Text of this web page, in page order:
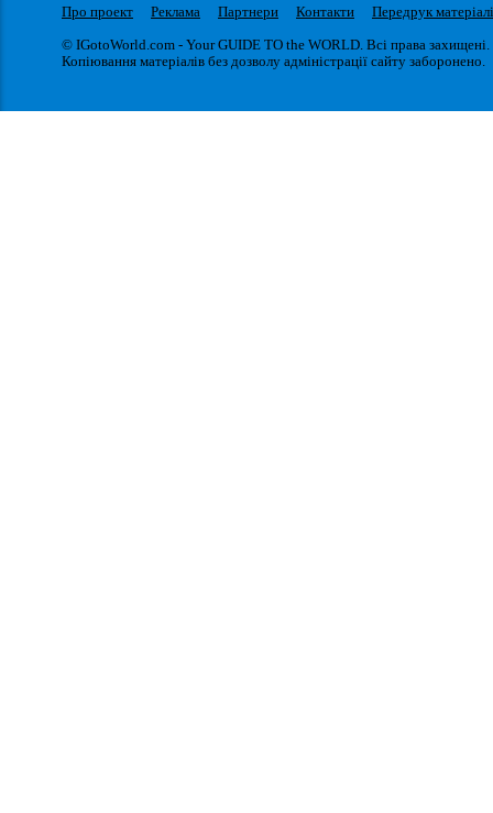
Про проект Реклама Партнери Контакти
Передрук
© IGotoWorld.com - Your GUIDE TO the WORLD. Всі права захищені.
Копіювання матеріалів без дозволу адміністрації сайту заборонено.